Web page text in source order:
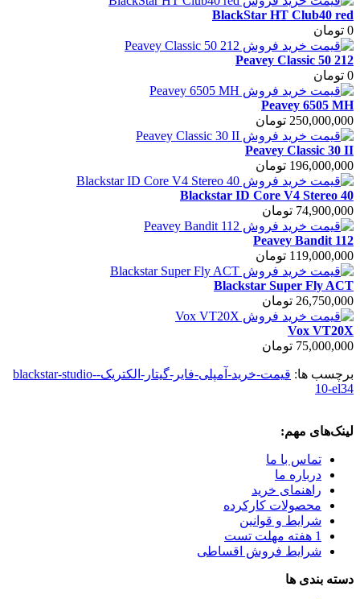
BlackStar HT Club40 red
0 تومان
Peavey Classic 50 212
0 تومان
Peavey 6505 MH
250,000,000 تومان
Peavey Classic 30 II
196,000,000 تومان
Blackstar ID Core V4 Stereo 40
74,900,000 تومان
Peavey Bandit 112
119,000,000 تومان
Blackstar Super Fly ACT
26,750,000 تومان
Vox VT20X
75,000,000 تومان
برچسب ها:
قیمت-خرید-آمپلی-فایر-گیتار-الکتریک-blackstar-studio-
10-el34
لینک‌های مهم:
تماس با ما
درباره ما
راهنمای خرید
محصولات کارکرده
شرایط و قوانین
1 هفته مهلت تست
شرایط فروش اقساطی
دسته بندی ها